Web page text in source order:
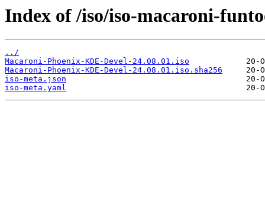
Index of /iso/iso-macaroni-
../
Macaroni-Phoenix-KDE-Devel-24.08.01.iso
Macaroni-Phoenix-KDE-Devel-24.08.01.iso.sha256
iso-meta.json
iso-meta.yaml